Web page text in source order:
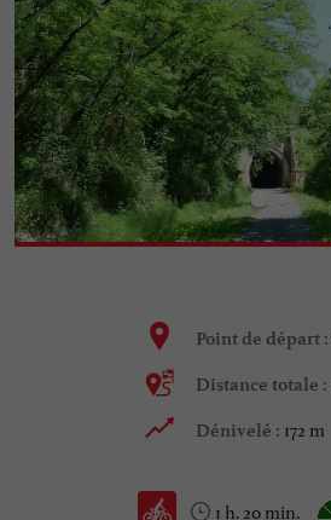
Point de départ :
Distance totale :
Dénivelé : 172 m
1 h. 20 min.